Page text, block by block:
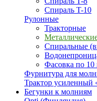
Спираль T-10
Рулонные
Тракторные
Спиральные
Фасовка по 10
Фурнитура для
Трактор усиленный
Бегунки к молниям